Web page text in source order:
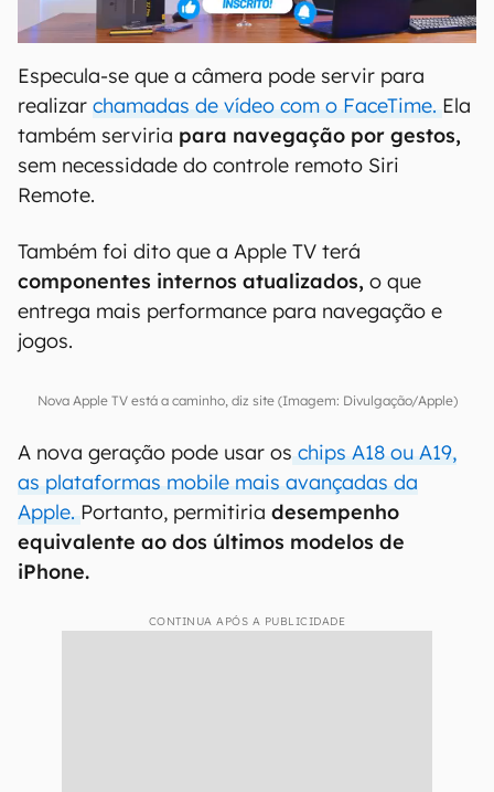
Especula-se que a câmera pode servir para
realizar chamadas de vídeo com o FaceTime. Ela
também serviria para navegação por gestos,
sem necessidade do controle remoto Siri
Remote.
Também foi dito que a Apple TV terá
componentes internos atualizados, o que
entrega mais performance para navegação e
jogos.
Nova Apple TV está a caminho, diz site (Imagem: Divulgação/Apple)
A nova geração pode usar os chips A18 ou A19,
as plataformas mobile mais avançadas da
Apple. Portanto, permitiria desempenho
equivalente ao dos últimos modelos de
iPhone.
CONTINUA APÓS A PUBLICIDADE